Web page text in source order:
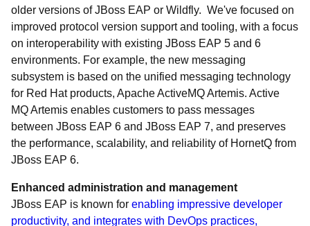
older versions of JBoss EAP or Wildfly. We've focused on
improved protocol version support and tooling, with a focus
on interoperability with existing JBoss EAP 5 and 6
environments. For example, the new messaging
subsystem is based on the unified messaging technology
for Red Hat products, Apache ActiveMQ Artemis. Active
MQ Artemis enables customers to pass messages
between JBoss EAP 6 and JBoss EAP 7, and preserves
the performance, scalability, and reliability of HornetQ from
JBoss EAP 6.
Enhanced administration and management
JBoss EAP is known for enabling impressive developer
productivity, and integrates with DevOps practices,